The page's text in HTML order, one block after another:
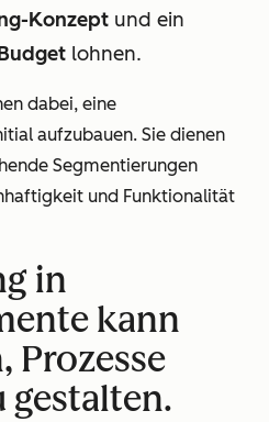
Konzept und ein
lohnen.
dabei, eine
aufzubauen. Sie dienen
Segmentierungen
und Funktionalität
in
kann
Prozesse
gestalten.